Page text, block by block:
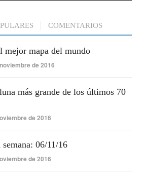
COMENTARIOS
mejor mapa del mundo
de 2016
más grande de los últimos 70
de 2016
06/11/16
de 2016